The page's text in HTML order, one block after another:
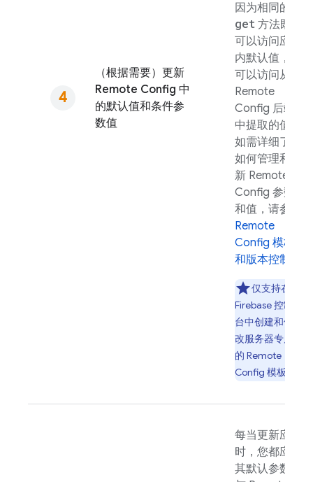
（根据需要）更新
Remote Config 中
的默认值和条件参
数值
因为相同的
get 方法既
可以访问应用
内默认值，也
可以访问从
Remote
Config 后端
中提取的值。
如需详细了解
如何管理和更
新 Remote
Config 参数
和值，请参阅
Remote
Config 模板
和版本控制
仅支持在
Firebase控制
台中创建和修
改服务器专属
的 Remote
Config 模板。
每当更新应用
时，您都应将
其默认参数值